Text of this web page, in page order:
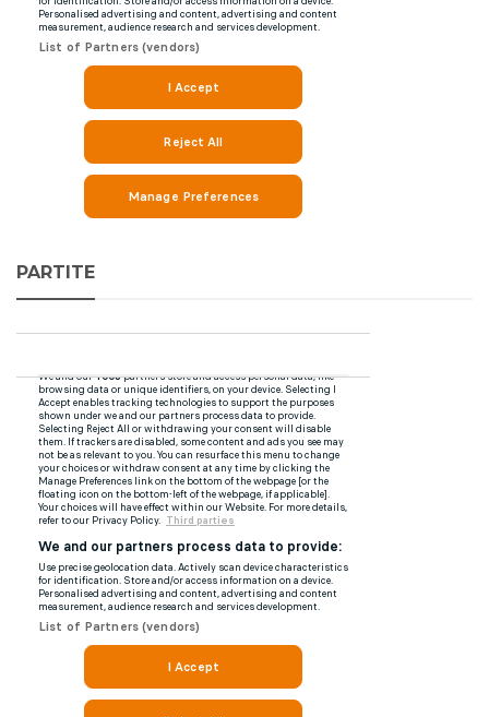
PARTITE